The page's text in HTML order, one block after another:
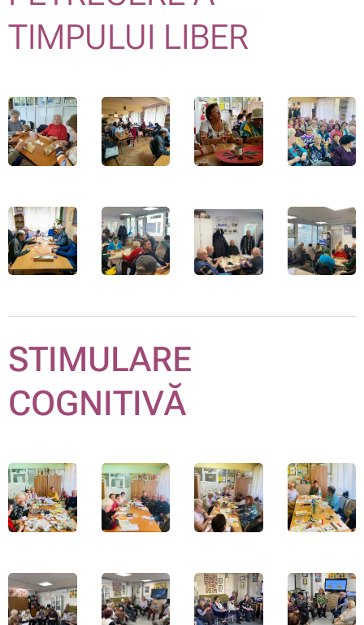
TIMPULUI LIBER
STIMULARE
COGNITIVĂ